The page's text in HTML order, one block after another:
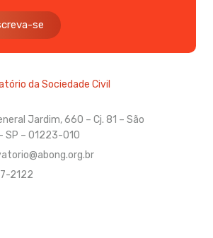
se
Jardim, 660 – Cj. 81 – São
SP – 01223-010
2122